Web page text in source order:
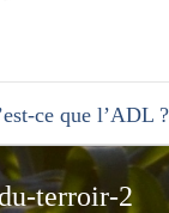
ce que l’ADL ?
terroir-2